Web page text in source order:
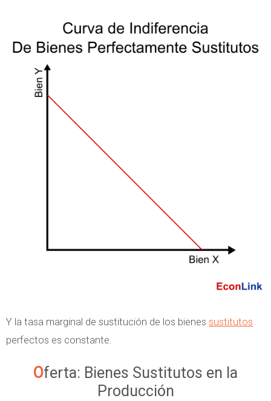
Y la tasa marginal de sustitución de los bienes sustitutos
perfectos es constante.
Oferta: Bienes Sustitutos en la
Producción